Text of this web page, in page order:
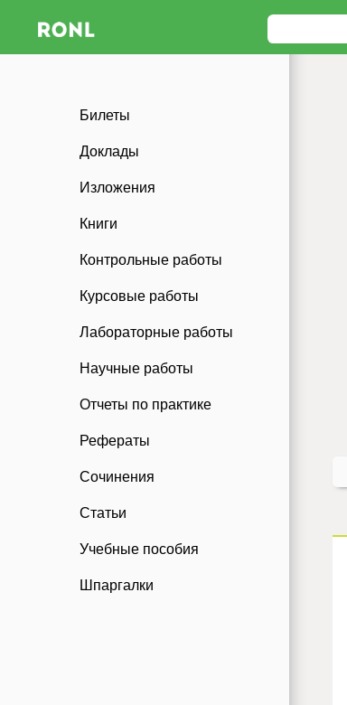
Билеты
Доклады
Изложения
Книги
Контрольные работы
Курсовые работы
Лабораторные работы
Научные работы
Отчеты по практике
Рефераты
Сочинения
Статьи
Учебные пособия
Шпаргалки